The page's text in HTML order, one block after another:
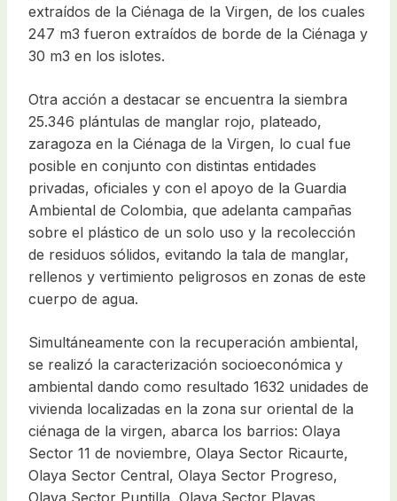
extraídos de la Ciénaga de la Virgen, de los cuales
247 m3 fueron extraídos de borde de la Ciénaga y
30 m3 en los islotes.
Otra acción a destacar se encuentra la siembra
25.346 plántulas de manglar rojo, plateado,
zaragoza en la Ciénaga de la Virgen, lo cual fue
posible en conjunto con distintas entidades
privadas, oficiales y con el apoyo de la Guardia
Ambiental de Colombia, que adelanta campañas
sobre el plástico de un solo uso y la recolección
de residuos sólidos, evitando la tala de manglar,
rellenos y vertimiento peligrosos en zonas de este
cuerpo de agua.
Simultáneamente con la recuperación ambiental,
se realizó la caracterización socioeconómica y
ambiental dando como resultado 1632 unidades de
vivienda localizadas en la zona sur oriental de la
ciénaga de la virgen, abarca los barrios: Olaya
Sector 11 de noviembre, Olaya Sector Ricaurte,
Olaya Sector Central, Olaya Sector Progreso,